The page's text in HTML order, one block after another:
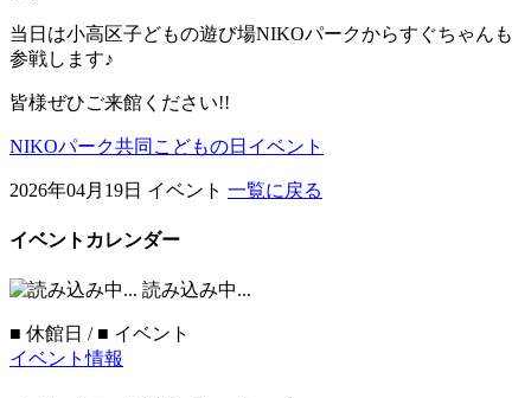
当日は小高区子どもの遊び場NIKOパークからすぐちゃんも
参戦します♪
皆様ぜひご来館ください!!
NIKOパーク共同こどもの日イベント
2026年04月19日 イベント 一覧に戻る
イベントカレンダー
読み込み中...
■ 休館日 / ■ イベント
イベント情報